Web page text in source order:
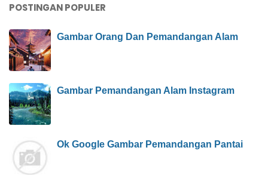
POSTINGAN POPULER
Gambar Orang Dan Pemandangan Alam
Gambar Pemandangan Alam Instagram
Ok Google Gambar Pemandangan Pantai